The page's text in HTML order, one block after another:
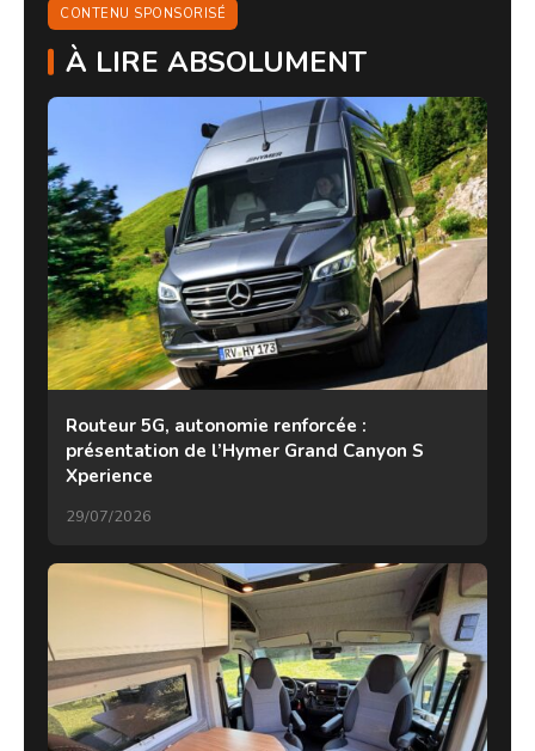
CONTENU SPONSORISÉ
À LIRE ABSOLUMENT
Routeur 5G, autonomie renforcée :
présentation de l’Hymer Grand Canyon S
Xperience
29/07/2026